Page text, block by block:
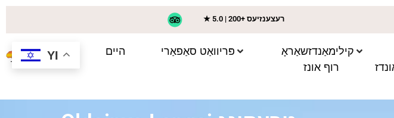
★ 5.0 | 200+ רעצענזיעס
היים פּריוואַט סאַפאַרי קילימאַנדזשאַראָ
רוף אונז
YI